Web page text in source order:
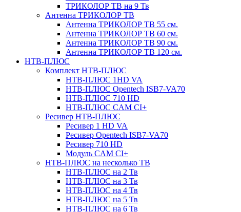
ТРИКОЛОР ТВ на 9 Тв
Антенна ТРИКОЛОР ТВ
Антенна ТРИКОЛОР ТВ 55 см.
Антенна ТРИКОЛОР ТВ 60 см.
Антенна ТРИКОЛОР ТВ 90 см.
Антенна ТРИКОЛОР ТВ 120 см.
НТВ-ПЛЮС
Комплект НТВ-ПЛЮС
НТВ-ПЛЮС 1HD VA
НТВ-ПЛЮС Opentech ISB7-VA70
НТВ-ПЛЮС 710 HD
НТВ-ПЛЮС CAM CI+
Ресивер НТВ-ПЛЮС
Ресивер 1 HD VA
Ресивер Opentech ISB7-VA70
Ресивер 710 HD
Модуль CAM CI+
НТВ-ПЛЮС на несколько ТВ
НТВ-ПЛЮС на 2 Тв
НТВ-ПЛЮС на 3 Тв
НТВ-ПЛЮС на 4 Тв
НТВ-ПЛЮС на 5 Тв
НТВ-ПЛЮС на 6 Тв